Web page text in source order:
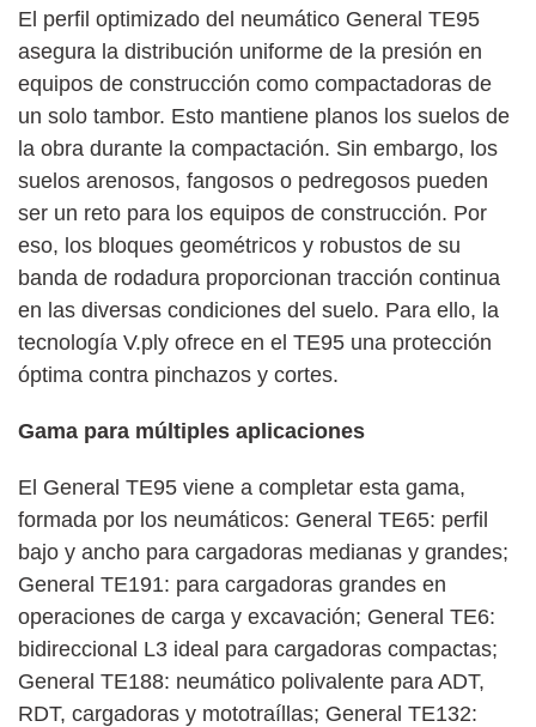
El perfil optimizado del neumático General TE95
asegura la distribución uniforme de la presión en
equipos de construcción como compactadoras de
un solo tambor. Esto mantiene planos los suelos de
la obra durante la compactación. Sin embargo, los
suelos arenosos, fangosos o pedregosos pueden
ser un reto para los equipos de construcción. Por
eso, los bloques geométricos y robustos de su
banda de rodadura proporcionan tracción continua
en las diversas condiciones del suelo. Para ello, la
tecnología V.ply ofrece en el TE95 una protección
óptima contra pinchazos y cortes.
Gama para múltiples aplicaciones
El General TE95 viene a completar esta gama,
formada por los neumáticos: General TE65: perfil
bajo y ancho para cargadoras medianas y grandes;
General TE191: para cargadoras grandes en
operaciones de carga y excavación; General TE6:
bidireccional L3 ideal para cargadoras compactas;
General TE188: neumático polivalente para ADT,
RDT, cargadoras y mototraíllas; General TE132: